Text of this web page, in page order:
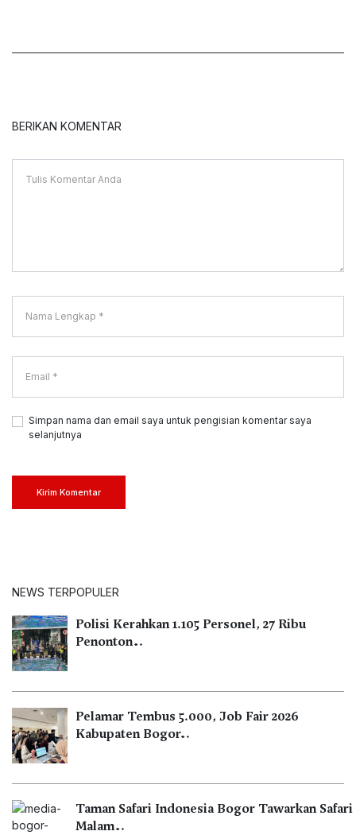
BERIKAN KOMENTAR
Simpan nama dan email saya untuk pengisian komentar saya
selanjutnya
Kirim Komentar
NEWS TERPOPULER
Polisi Kerahkan 1.105 Personel, 27 Ribu
Penonton…
Pelamar Tembus 5.000, Job Fair 2026
Kabupaten Bogor…
Taman Safari Indonesia Bogor Tawarkan Safari
Malam…